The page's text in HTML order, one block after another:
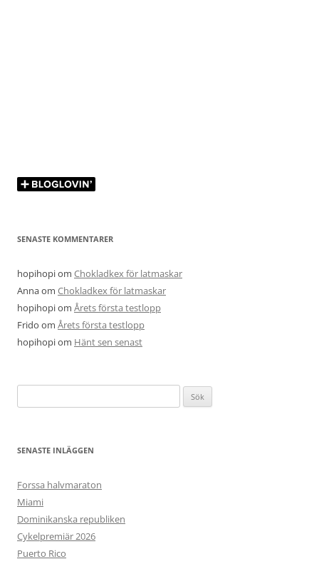
SENASTE KOMMENTARER
hopihopiom Chokladkex för latmaskar
Annaom Chokladkex för latmaskar
hopihopiom Årets första testlopp
Frido om Årets första testlopp
hopihopiom Hänt sen senast
efter:
SENASTE INLÄGGEN
Forssa halvmaraton
Miami
Dominikanska republiken
Cykelpremiär 2026
Puerto Rico